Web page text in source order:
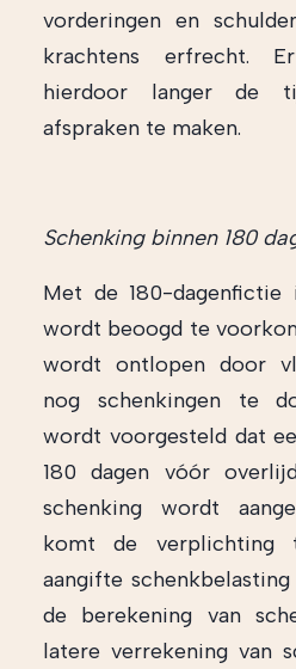
vorderingen en
krachtens erfrecht.
hierdoor langer de
afspraken te maken.
Schenking binnen 180
Met de 180-dagenfictie
wordt beoogd te
wordt ontlopen door
nog schenkingen te
wordt voorgesteld dat
180 dagen vóór
schenking wordt
komt de
aangifte
de berekening van
latere verrekening van